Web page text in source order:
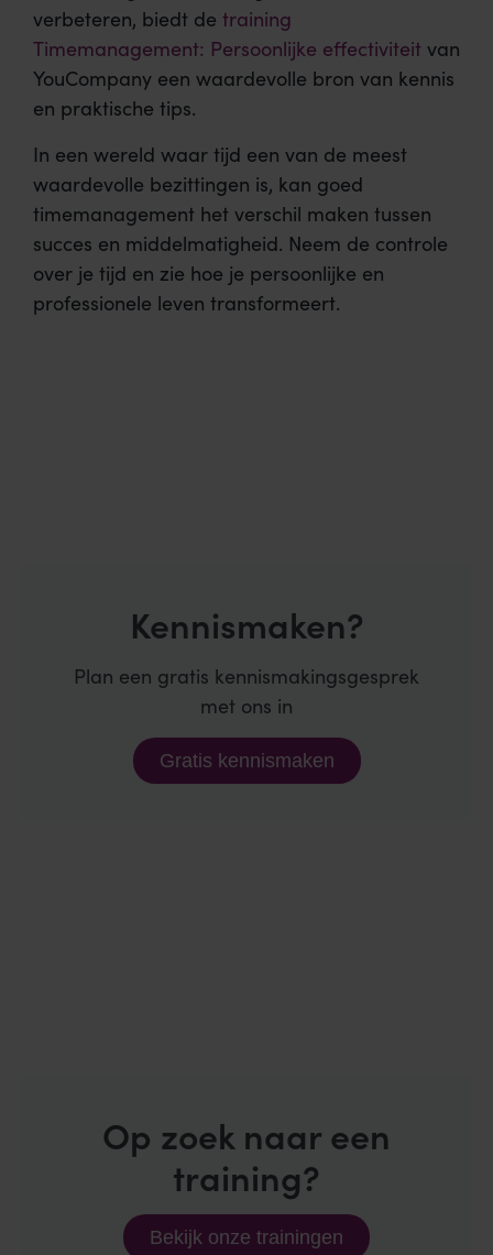
verbeteren, biedt de training
Timemanagement: Persoonlijke effectiviteit van
YouCompany een waardevolle bron van kennis
en praktische tips.
In een wereld waar tijd een van de meest
waardevolle bezittingen is, kan goed
timemanagement het verschil maken tussen
succes en middelmatigheid. Neem de controle
over je tijd en zie hoe je persoonlijke en
professionele leven transformeert.
Kennismaken?
Plan een gratis kennismakingsgesprek
met ons in
Gratis kennismaken
Op zoek naar een
training?
Bekijk onze trainingen